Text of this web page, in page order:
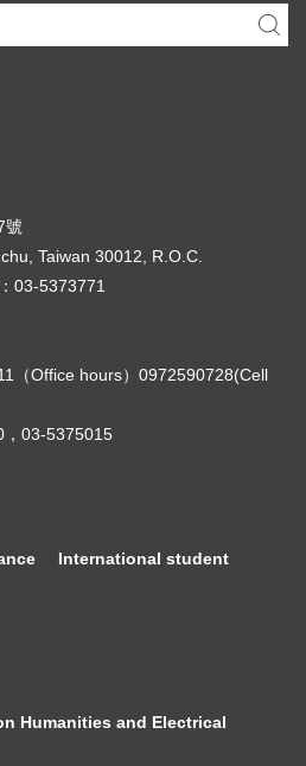
號
Taiwan 30012, R.O.C.
03-5373771
（Office hours）0972590728(Cell
，03-5375015
International student
Humanities and Electrical